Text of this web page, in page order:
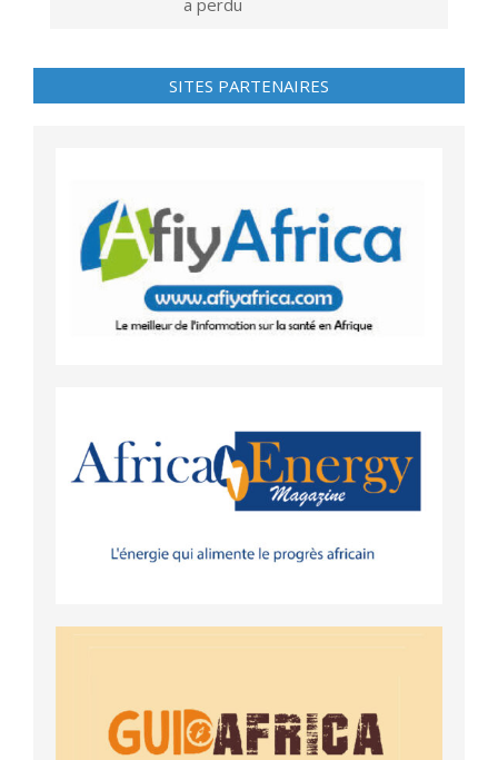
a perdu
SITES PARTENAIRES